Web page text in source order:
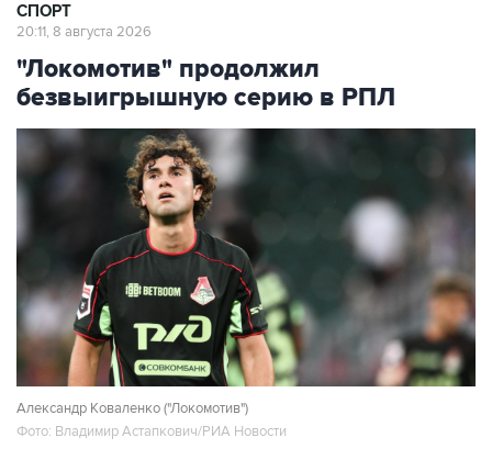
СПОРТ
20:11, 8 августа 2026
"Локомотив" продолжил
безвыигрышную серию в РПЛ
Александр Коваленко ("Локомотив")
Фото: Владимир Астапкович/РИА Новости